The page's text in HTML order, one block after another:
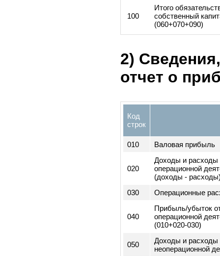
1. Уставный
2.
3.
прибыль
4. Резервный
Итого
2)
отчет о
Код
010 Валовая